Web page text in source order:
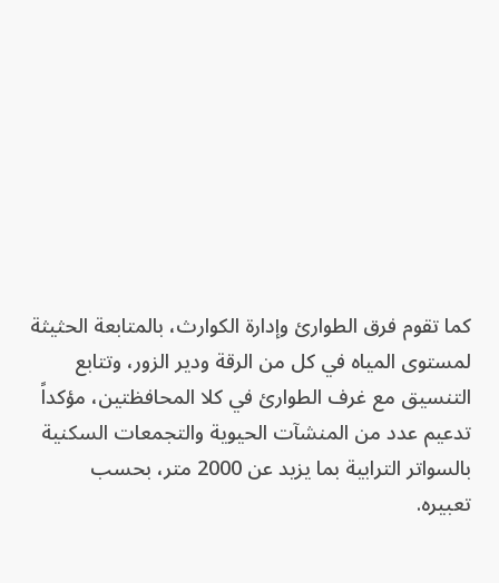
كما تقوم فرق الطوارئ وإدارة الكوارث، بالمتابعة الحثيثة
لمستوى المياه في كل من الرقة ودير الزور، وتتابع
التنسيق مع غرف الطوارئ في كلا المحافظتين، مؤكداً
تدعيم عدد من المنشآت الحيوية والتجمعات السكنية
بالسواتر الترابية بما يزيد عن 2000 متر، بحسب
تعبيره.